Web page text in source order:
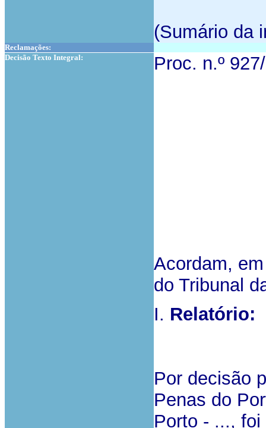
(Sumário da
Reclamações:
Decisão Texto Integral:
Proc. n.º
Acordam,
do Tribunal
I. Relatório:
Por decisão
Penas do
Porto - ...,